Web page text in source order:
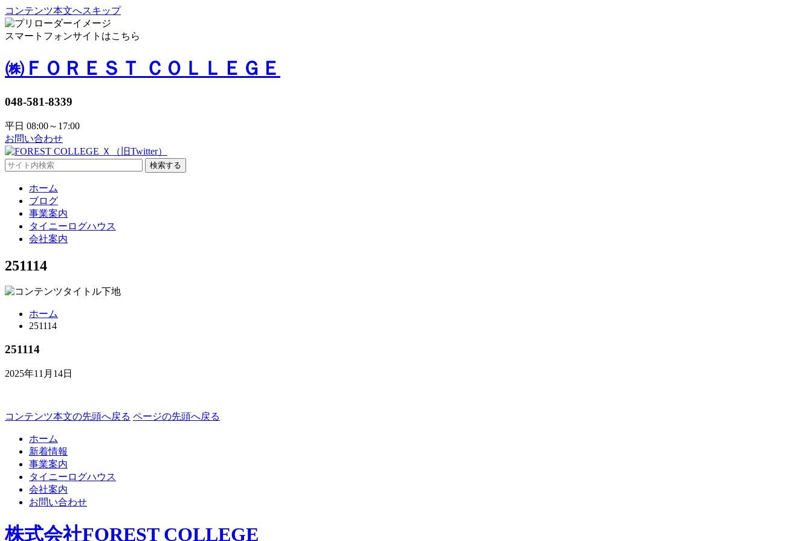
コンテンツ本文へスキップ
スマートフォンサイトはこちら
㈱ＦＯＲＥＳＴ ＣＯＬＬＥＧＥ
048-581-8339
平日 08:00～17:00
お問い合わせ
検索する
ホーム
ブログ
事業案内
タイニーログハウス
会社案内
251114
ホーム
251114
251114
2025年11月14日
コンテンツ本文の先頭へ戻る ページの先頭へ戻る
ホーム
新着情報
事業案内
タイニーログハウス
会社案内
お問い合わせ
株式会社FOREST COLLEGE